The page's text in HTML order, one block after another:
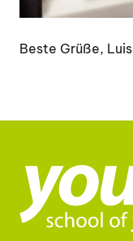
Beste Grüße, Luis